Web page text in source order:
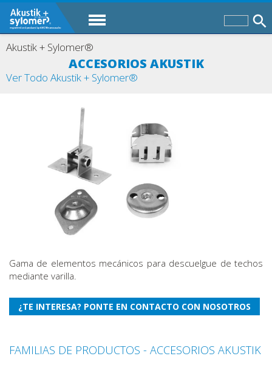
Akustik + Sylomer®
ACCESORIOS AKUSTIK
Ver Todo Akustik + Sylomer®
Gama de elementos mecánicos para descuelgue de techos
mediante varilla.
FAMILIAS DE PRODUCTOS - ACCESORIOS AKUSTIK